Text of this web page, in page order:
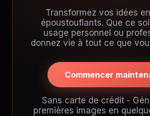
Transformez vos idées
époustouflants. Que ce
usage personnel ou
donnez vie à tout ce que
Commencer
Sans carte de crédit -
premières images en